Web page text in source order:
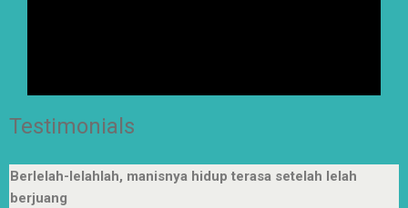
Testimonials
Berlelah-lelahlah, manisnya hidup terasa setelah lelah
berjuang